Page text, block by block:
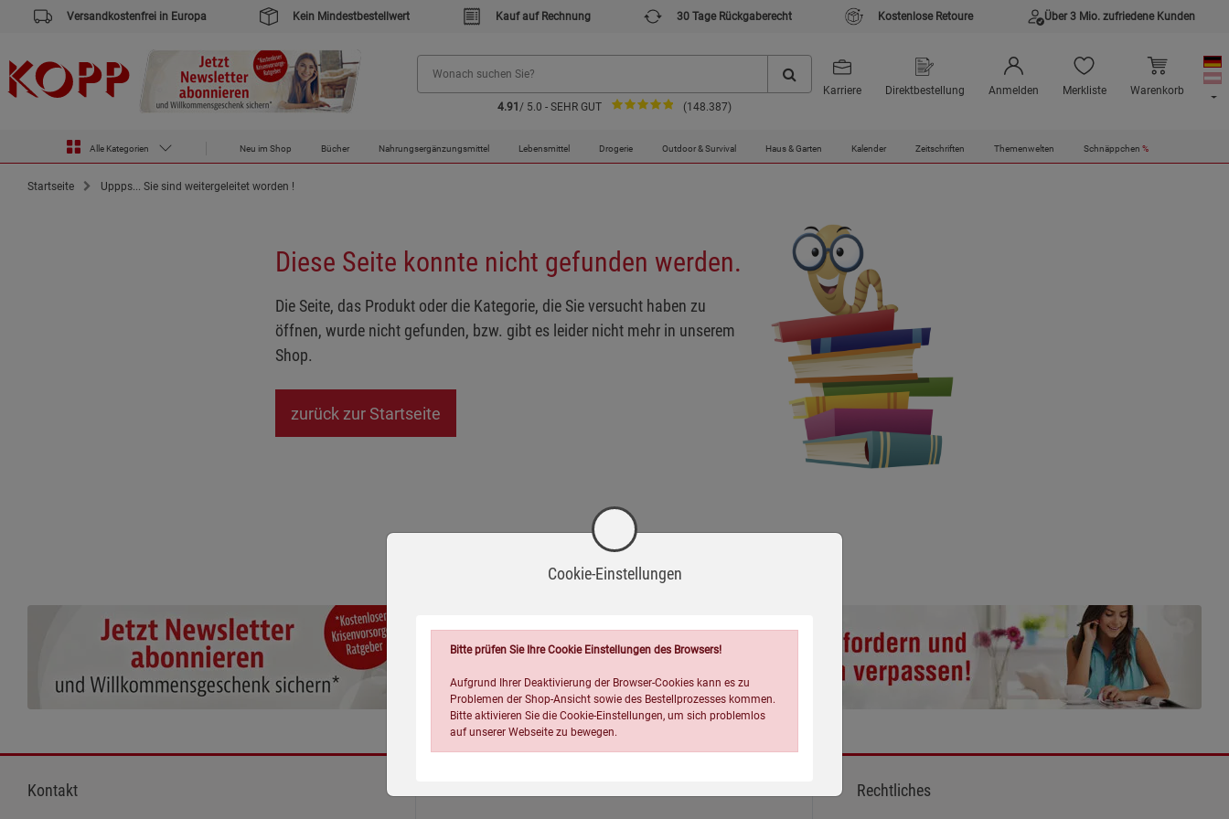
Versandkostenfrei in Europa Kein Mindestbestellwert Kauf auf Rechnung 30 Tage Rückgaberecht Kostenlose Retoure Über 3 Mio. zufriedene Kunden
4.91 / 5.0 - SEHR GUT (148.387)
Karriere Direktbestellung Anmelden Merkliste Warenkorb
Alle Kategorien Neu im Shop Bücher Nahrungsergänzungsmittel Lebensmittel Drogerie Outdoor & Survival Haus & Garten Kalender Zeitschriften Themenwelten Schnäppchen %
Startseite Uppps... Sie sind weitergeleitet worden !
Diese Seite konnte nicht gefunden werden.
Die Seite, das Produkt oder die Kategorie, die Sie versucht haben zu
öffnen, wurde nicht gefunden, bzw. gibt es leider nicht mehr in unserem
Shop.
zurück zur Startseite
Kontakt Rechtliches
Cookie-Einstellungen
Bitte prüfen Sie Ihre Cookie Einstellungen des Browsers!
Aufgrund Ihrer Deaktivierung der Browser-Cookies kann es zu
Problemen der Shop-Ansicht sowie des Bestellprozesses kommen.
Bitte aktivieren Sie die Cookie-Einstellungen, um sich problemlos
auf unserer Webseite zu bewegen.